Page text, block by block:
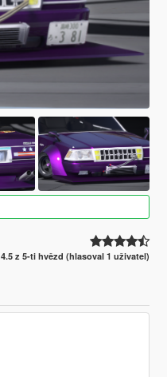
4.5 z 5-ti hvězd (hlasoval 1 uživatel)